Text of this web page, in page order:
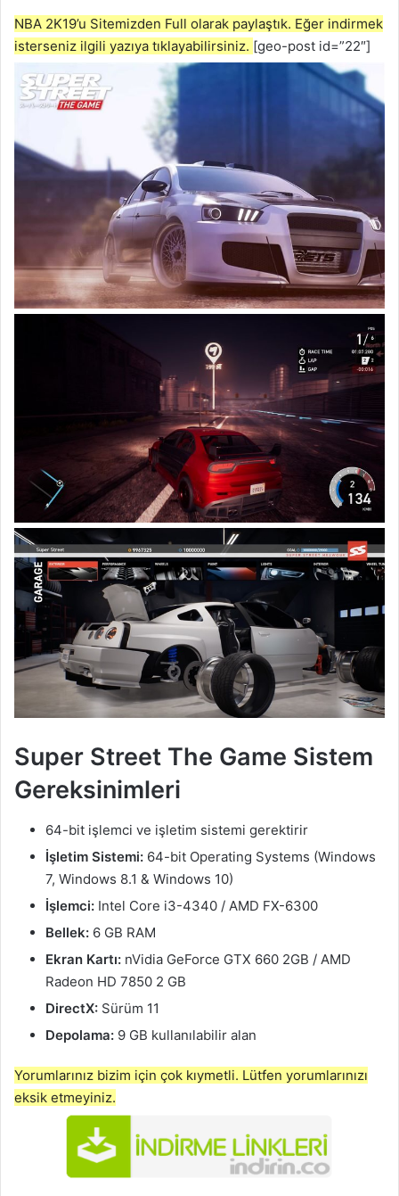
NBA 2K19’u Sitemizden Full olarak paylaştık. Eğer indirmek
isterseniz ilgili yazıya tıklayabilirsiniz. [geo-post id=”22″]
Super Street The Game Sistem
Gereksinimleri
64-bit işlemci ve işletim sistemi gerektirir
İşletim Sistemi: 64-bit Operating Systems (Windows
7, Windows 8.1 & Windows 10)
İşlemci: Intel Core i3-4340 / AMD FX-6300
Bellek: 6 GB RAM
Ekran Kartı: nVidia GeForce GTX 660 2GB / AMD
Radeon HD 7850 2 GB
DirectX: Sürüm 11
Depolama: 9 GB kullanılabilir alan
Yorumlarınız bizim için çok kıymetli. Lütfen yorumlarınızı
eksik etmeyiniz.